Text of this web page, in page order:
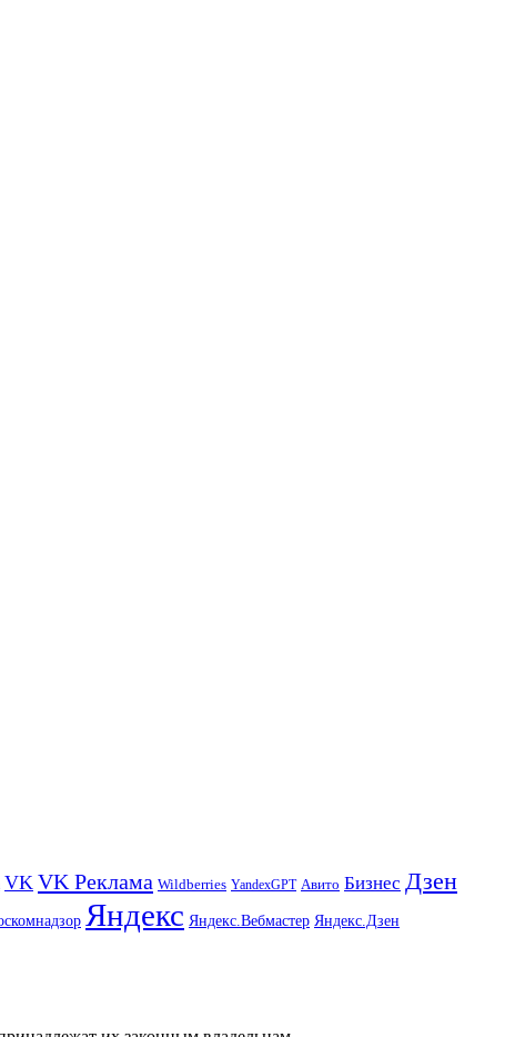
VK VK Реклама Wildberries YandexGPT Авито Бизнес Дзен
Яндекс Яндекс.Вебмастер Яндекс.Дзен